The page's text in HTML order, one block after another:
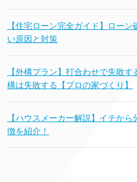
【住宅ローン完全ガイド】ロー
い原因と対策
【外構プラン】打合わせで失敗
構は失敗する【プロの家づくり】
【ハウスメーカー解説】イチか
徴を紹介！